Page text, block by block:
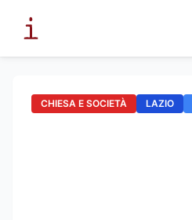
CHIESA E SOCIETÀ LAZIO